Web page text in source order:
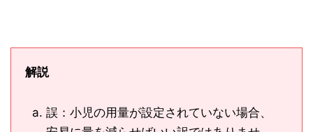
解説
誤：小児の用量が設定されていない場合、